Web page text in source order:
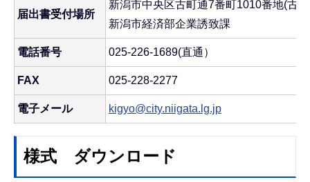
届出書受付場所
新潟市中央区古町通7番町1010番地(古
新潟市経済部企業誘致課
電話番号 025-226-1689(直通）
FAX 025-228-2277
電子メール kigyo@city.niigata.lg.jp
様式 ダウンロード